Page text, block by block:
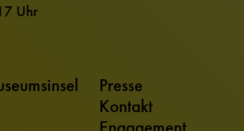
Uhr
Presse
Kontakt